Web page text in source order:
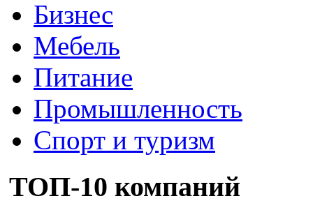
Бизнес
Мебель
Питание
Промышленность
Спорт и туризм
ТОП-10 компаний